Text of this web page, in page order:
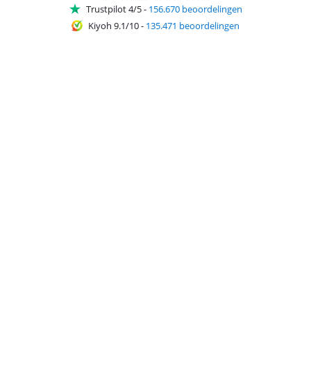
Trustpilot 4/5- 156.670 beoordelingen
Kiyoh 9.1/10- 135.471 beoordelingen